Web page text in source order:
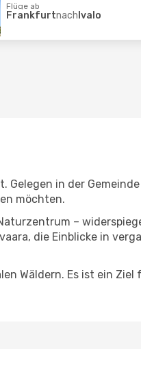
Flüge ab
Frankfurtnach Ivalo
Gelegen in der Gemeinde
möchten.
–
die Einblicke in
Wäldern. Es ist ein Ziel